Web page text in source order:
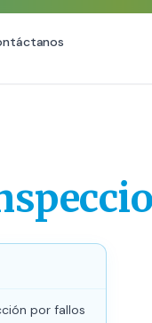
Chatbot
E-
por fallos